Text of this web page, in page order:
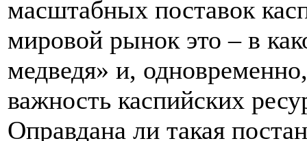
масштабных поставок
мировой рынок это – в
медведя» и,
важность каспийских
Оправдана ли такая